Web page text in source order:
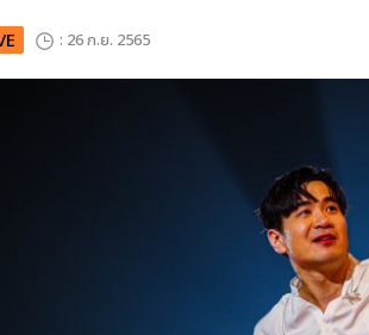
: 26 ก.ย. 2565